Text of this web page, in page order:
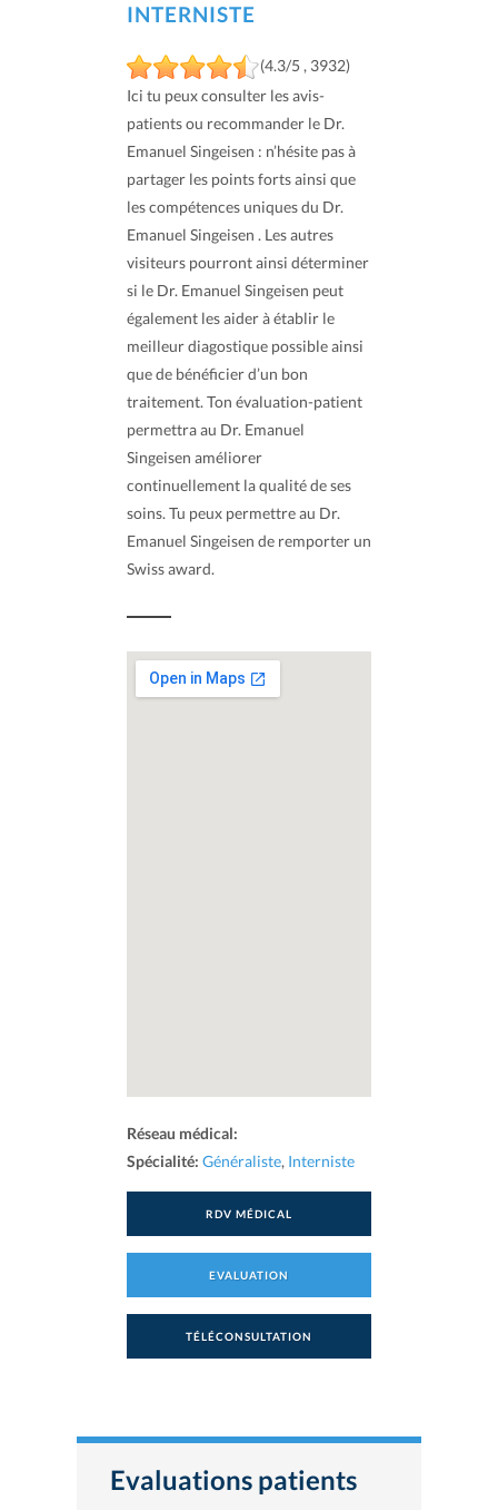
INTERNISTE
(4.3/5 , 3932)
Ici tu peux consulter les avis-
patients ou recommander le Dr.
Emanuel Singeisen : n’hésite pas à
partager les points forts ainsi que
les compétences uniques du Dr.
Emanuel Singeisen . Les autres
visiteurs pourront ainsi déterminer
si le Dr. Emanuel Singeisen peut
également les aider à établir le
meilleur diagostique possible ainsi
que de bénéficier d’un bon
traitement. Ton évaluation-patient
permettra au Dr. Emanuel
Singeisen améliorer
continuellement la qualité de ses
soins. Tu peux permettre au Dr.
Emanuel Singeisen de remporter un
Swiss award.
Réseau médical:
Spécialité: Généraliste, Interniste
RDV MÉDICAL
EVALUATION
TÉLÉCONSULTATION
Evaluations patients